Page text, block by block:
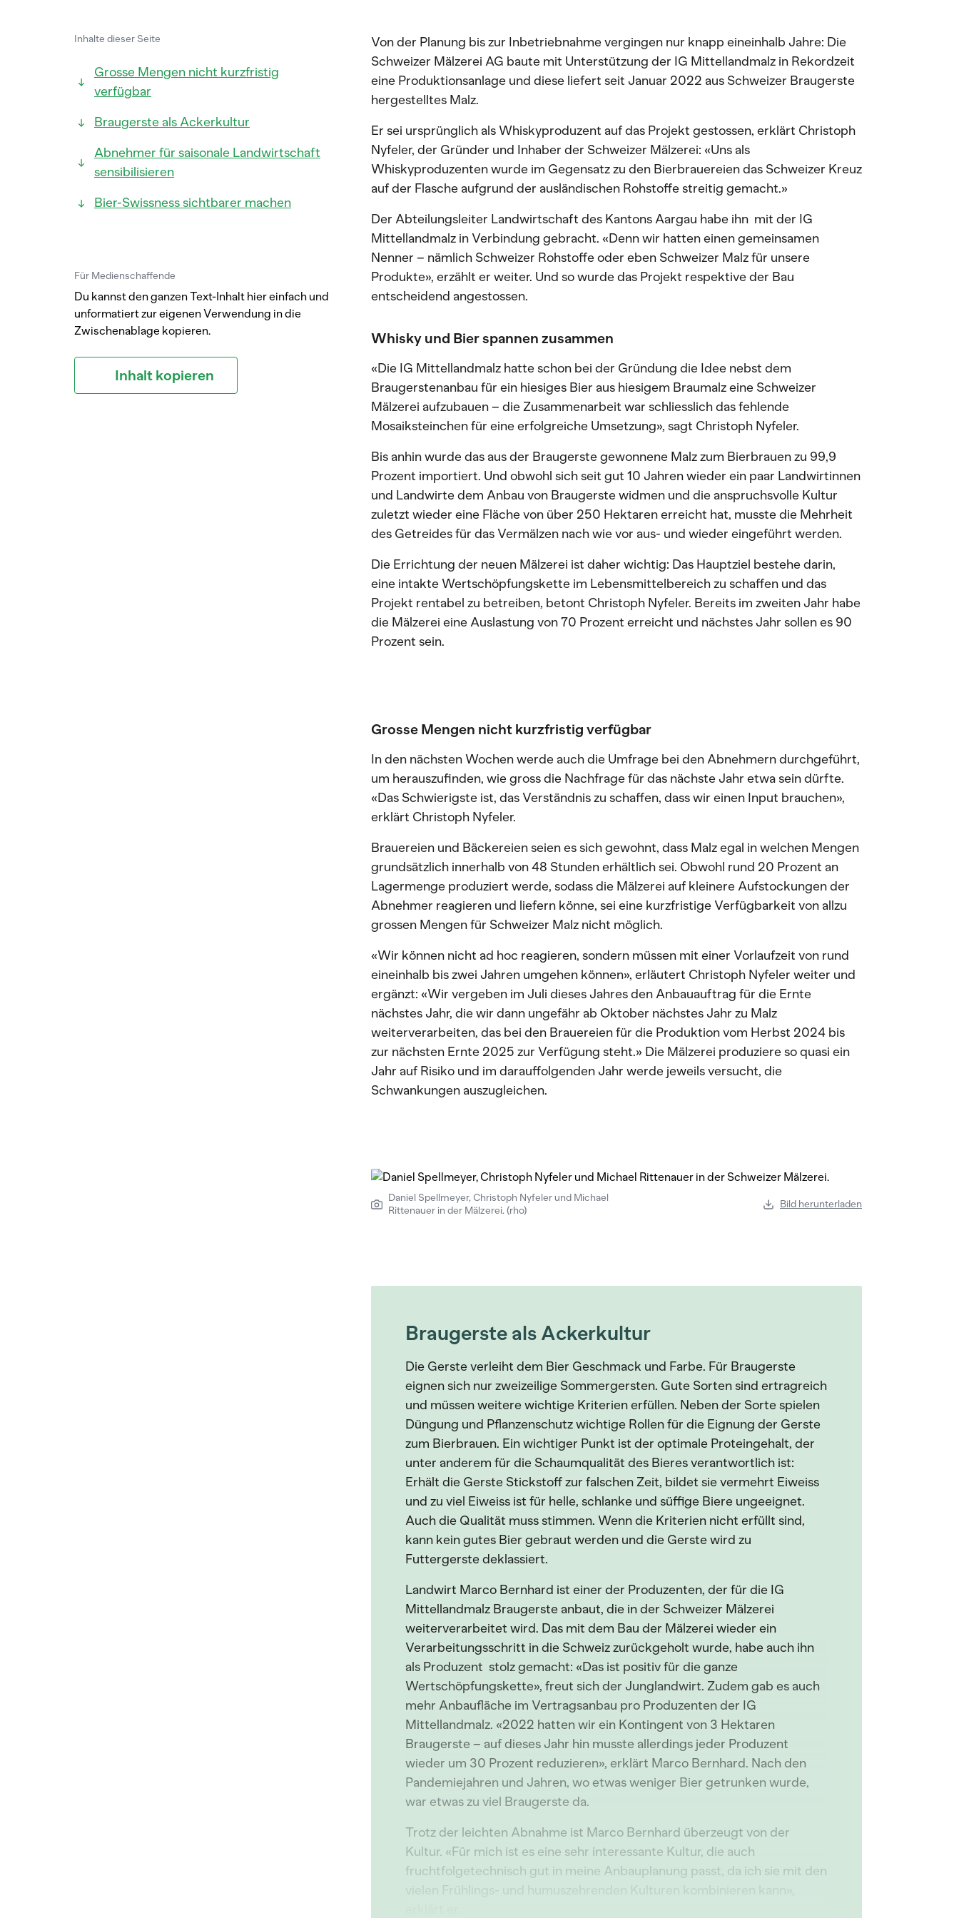
Inhalte dieser Seite
Grosse Mengen nicht kurzfristig
verfügbar
Braugerste als Ackerkultur
Abnehmer für saisonale Landwirtschaft
sensibilisieren
Bier-Swissness sichtbarer machen
Für Medienschaffende
Du kannst den ganzen Text-Inhalt hier einfach und
unformatiert zur eigenen Verwendung in die
Zwischenablage kopieren.
Inhalt kopieren
Von der Planung bis zur Inbetriebnahme vergingen nur knapp eineinhalb Jahre: Die
Schweizer Mälzerei AG baute mit Unterstützung der IG Mittellandmalz in Rekordzeit
eine Produktionsanlage und diese liefert seit Januar 2022 aus Schweizer Braugerste
hergestelltes Malz.
Er sei ursprünglich als Whiskyproduzent auf das Projekt gestossen, erklärt Christoph
Nyfeler, der Gründer und Inhaber der Schweizer Mälzerei: «Uns als
Whiskyproduzenten wurde im Gegensatz zu den Bierbrauereien das Schweizer Kreuz
auf der Flasche aufgrund der ausländischen Rohstoffe streitig gemacht.»
Der Abteilungsleiter Landwirtschaft des Kantons Aargau habe ihn mit der IG
Mittellandmalz in Verbindung gebracht. «Denn wir hatten einen gemeinsamen
Nenner – nämlich Schweizer Rohstoffe oder eben Schweizer Malz für unsere
Produkte», erzählt er weiter. Und so wurde das Projekt respektive der Bau
entscheidend angestossen.
Whisky und Bier spannen zusammen
«Die IG Mittellandmalz hatte schon bei der Gründung die Idee nebst dem
Braugerstenanbau für ein hiesiges Bier aus hiesigem Braumalz eine Schweizer
Mälzerei aufzubauen – die Zusammenarbeit war schliesslich das fehlende
Mosaiksteinchen für eine erfolgreiche Umsetzung», sagt Christoph Nyfeler.
Bis anhin wurde das aus der Braugerste gewonnene Malz zum Bierbrauen zu 99,9
Prozent importiert. Und obwohl sich seit gut 10 Jahren wieder ein paar Landwirtinnen
und Landwirte dem Anbau von Braugerste widmen und die anspruchsvolle Kultur
zuletzt wieder eine Fläche von über 250 Hektaren erreicht hat, musste die Mehrheit
des Getreides für das Vermälzen nach wie vor aus- und wieder eingeführt werden.
Die Errichtung der neuen Mälzerei ist daher wichtig: Das Hauptziel bestehe darin,
eine intakte Wertschöpfungskette im Lebensmittelbereich zu schaffen und das
Projekt rentabel zu betreiben, betont Christoph Nyfeler. Bereits im zweiten Jahr habe
die Mälzerei eine Auslastung von 70 Prozent erreicht und nächstes Jahr sollen es 90
Prozent sein.
Grosse Mengen nicht kurzfristig verfügbar
In den nächsten Wochen werde auch die Umfrage bei den Abnehmern durchgeführt,
um herauszufinden, wie gross die Nachfrage für das nächste Jahr etwa sein dürfte.
«Das Schwierigste ist, das Verständnis zu schaffen, dass wir einen Input brauchen»,
erklärt Christoph Nyfeler.
Brauereien und Bäckereien seien es sich gewohnt, dass Malz egal in welchen Mengen
grundsätzlich innerhalb von 48 Stunden erhältlich sei. Obwohl rund 20 Prozent an
Lagermenge produziert werde, sodass die Mälzerei auf kleinere Aufstockungen der
Abnehmer reagieren und liefern könne, sei eine kurzfristige Verfügbarkeit von allzu
grossen Mengen für Schweizer Malz nicht möglich.
«Wir können nicht ad hoc reagieren, sondern müssen mit einer Vorlaufzeit von rund
eineinhalb bis zwei Jahren umgehen können», erläutert Christoph Nyfeler weiter und
ergänzt: «Wir vergeben im Juli dieses Jahres den Anbauauftrag für die Ernte
nächstes Jahr, die wir dann ungefähr ab Oktober nächstes Jahr zu Malz
weiterverarbeiten, das bei den Brauereien für die Produktion vom Herbst 2024 bis
zur nächsten Ernte 2025 zur Verfügung steht.» Die Mälzerei produziere so quasi ein
Jahr auf Risiko und im darauffolgenden Jahr werde jeweils versucht, die
Schwankungen auszugleichen.
Daniel Spellmeyer, Christoph Nyfeler und Michael
Rittenauer in der Mälzerei. (rho)
Bild herunterladen
Braugerste als Ackerkultur
Die Gerste verleiht dem Bier Geschmack und Farbe. Für Braugerste
eignen sich nur zweizeilige Sommergersten. Gute Sorten sind ertragreich
und müssen weitere wichtige Kriterien erfüllen. Neben der Sorte spielen
Düngung und Pflanzenschutz wichtige Rollen für die Eignung der Gerste
zum Bierbrauen. Ein wichtiger Punkt ist der optimale Proteingehalt, der
unter anderem für die Schaumqualität des Bieres verantwortlich ist:
Erhält die Gerste Stickstoff zur falschen Zeit, bildet sie vermehrt Eiweiss
und zu viel Eiweiss ist für helle, schlanke und süffige Biere ungeeignet.
Auch die Qualität muss stimmen. Wenn die Kriterien nicht erfüllt sind,
kann kein gutes Bier gebraut werden und die Gerste wird zu
Futtergerste deklassiert.
Landwirt Marco Bernhard ist einer der Produzenten, der für die IG
Mittellandmalz Braugerste anbaut, die in der Schweizer Mälzerei
weiterverarbeitet wird. Das mit dem Bau der Mälzerei wieder ein
Verarbeitungsschritt in die Schweiz zurückgeholt wurde, habe auch ihn
als Produzent stolz gemacht: «Das ist positiv für die ganze
Wertschöpfungskette», freut sich der Junglandwirt. Zudem gab es auch
mehr Anbaufläche im Vertragsanbau pro Produzenten der IG
Mittellandmalz. «2022 hatten wir ein Kontingent von 3 Hektaren
Braugerste – auf dieses Jahr hin musste allerdings jeder Produzent
wieder um 30 Prozent reduzieren», erklärt Marco Bernhard. Nach den
Pandemiejahren und Jahren, wo etwas weniger Bier getrunken wurde,
war etwas zu viel Braugerste da.
Trotz der leichten Abnahme ist Marco Bernhard überzeugt von der
Kultur. «Für mich ist es eine sehr interessante Kultur, die auch
fruchtfolgetechnisch gut in meine Anbauplanung passt, da ich sie mit den
vielen Frühlings- und humuszehrenden Kulturen kombinieren kann»,